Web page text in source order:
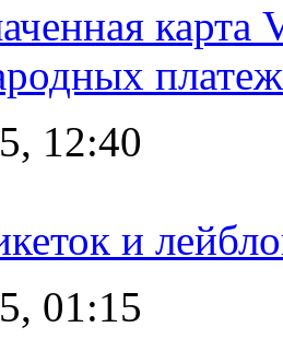
карта
12:40
и
01:15